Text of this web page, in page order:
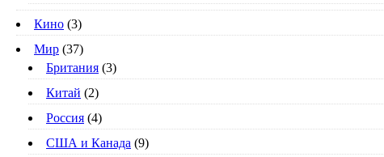
Кино (3)
Мир (37)
Британия (3)
Китай (2)
Россия (4)
США и Канада (9)